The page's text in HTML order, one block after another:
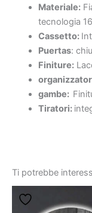
Materiale:
tecnologia
Cassetto:
Puertas:
Finiture:
gambe:
Tiratori:
Ti potrebbe